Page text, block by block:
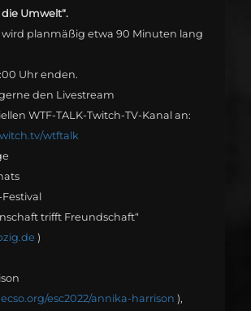
Umwelt“.
planmäßig etwa 90 Minuten lang
Uhr enden.
den Livestream
WTF-TALK-Twitch-TV-Kanal an:
wtftalk
trifft Freundschaft“
)
esc2022/annika-harrison ),